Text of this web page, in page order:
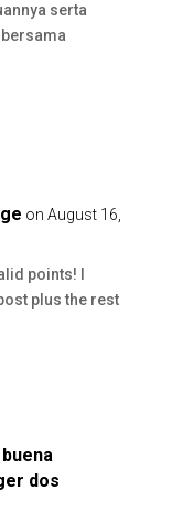
serta
on August 16,
points! I
plus the rest
dos